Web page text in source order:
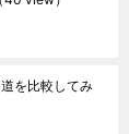
を比較してみ